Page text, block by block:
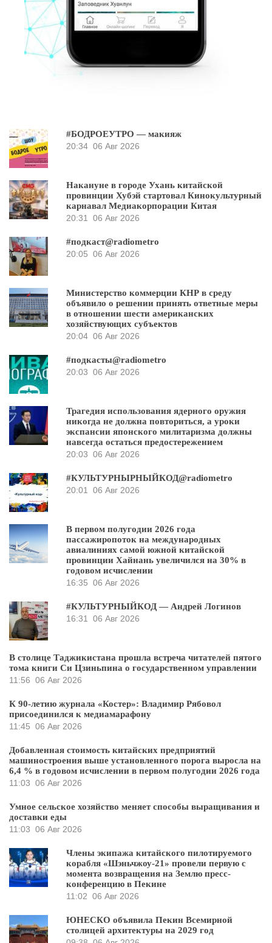
#БОДРОЕУТРО — макияж
20:34 06 Авг 2026
Накануне в городе Ухань китайской
провинции Хубэй стартовал Кинокультурный
карнавал Медиакорпорации Китая
20:31 06 Авг 2026
#подкаст@radiometro
20:05 06 Авг 2026
Министерство коммерции КНР в среду
объявило о решении принять ответные меры
в отношении шести американских
хозяйствующих субъектов
20:04 06 Авг 2026
#подкасты@radiometro
20:03 06 Авг 2026
Трагедия использования ядерного оружия
никогда не должна повториться, а уроки
экспансии японского милитаризма должны
навсегда остаться предостережением
20:03 06 Авг 2026
#КУЛЬТУРНЫРНЫЙКОД@radiometro
20:01 06 Авг 2026
В первом полугодии 2026 года
пассажиропоток на международных
авиалиниях самой южной китайской
провинции Хайнань увеличился на 30% в
годовом исчислении
16:35 06 Авг 2026
#КУЛЬТУРНЫЙКОД — Андрей Логинов
16:31 06 Авг 2026
В столице Таджикистана прошла встреча читателей пятого
тома книги Си Цзиньпина о государственном управлении
11:56 06 Авг 2026
К 90-летию журнала «Костер»: Владимир Рябовол
присоединился к медиамарафону
11:45 06 Авг 2026
Добавленная стоимость китайских предприятий
машиностроения выше установленного порога выросла на
6,4 % в годовом исчислении в первом полугодии 2026 года
11:03 06 Авг 2026
Умное сельское хозяйство меняет способы выращивания и
доставки еды
11:03 06 Авг 2026
Члены экипажа китайского пилотируемого
корабля «Шэньчжоу-21» провели первую с
момента возвращения на Землю пресс-
конференцию в Пекине
11:02 06 Авг 2026
ЮНЕСКО объявила Пекин Всемирной
столицей архитектуры на 2029 год